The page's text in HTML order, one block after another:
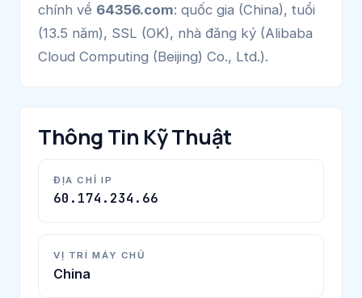
chính về 64356.com: quốc gia (China), tuổi
(13.5 năm), SSL (OK), nhà đăng ký (Alibaba
Cloud Computing (Beijing) Co., Ltd.).
Thông Tin Kỹ Thuật
ĐỊA CHỈ IP
60.174.234.66
VỊ TRÍ MÁY CHỦ
China